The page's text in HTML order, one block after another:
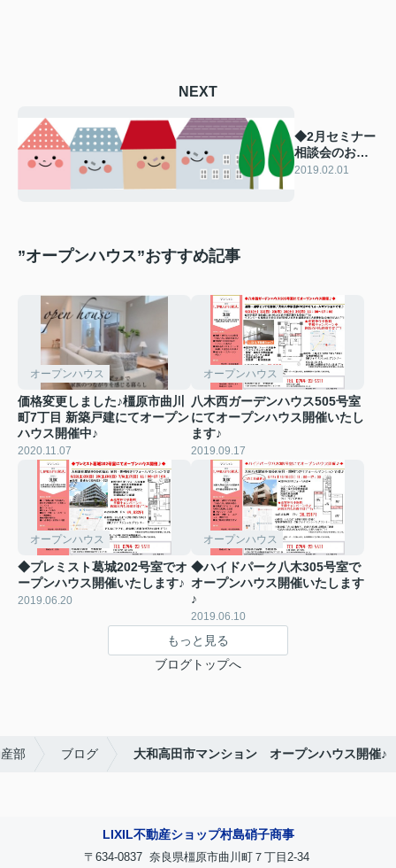
NEXT
◆2月セミナー
相談会のお知
らせ◆
2019.02.01
”オープンハウス”おすすめ記事
オープンハウス
価格変更しました♪橿原市曲川
町7丁目 新築戸建にてオープン
ハウス開催中♪
2020.11.07
オープンハウス
八木西ガーデンハウス505号室
にてオープンハウス開催いたし
ます♪
2019.09.17
オープンハウス
◆プレミスト葛城202号室でオ
ープンハウス開催いたします♪
2019.06.20
オープンハウス
◆ハイドパーク八木305号室で
オープンハウス開催いたします
♪
2019.06.10
もっと見る
ブログトップへ
部 ブログ 大和高田市マンション オープンハウス開催♪
LIXIL不動産ショップ村島硝子商事
〒634-0837 奈良県橿原市曲川町７丁目2-34